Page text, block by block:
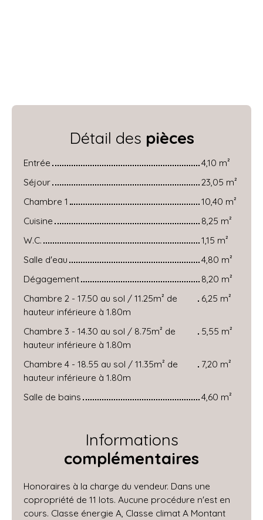
Détail des pièces
Entrée
4,10 m²
Séjour
23,05 m²
Chambre 1
10,40 m²
Cuisine
8,25 m²
W.C.
1,15 m²
Salle d'eau
4,80 m²
Dégagement
8,20 m²
Chambre 2 - 17.50 au sol / 11.25m² de
hauteur inférieure à 1.80m
6,25 m²
Chambre 3 - 14.30 au sol / 8.75m² de
hauteur inférieure à 1.80m
5,55 m²
Chambre 4 - 18.55 au sol / 11.35m² de
hauteur inférieure à 1.80m
7,20 m²
Salle de bains 4,60 m²
Informations
complémentaires
Honoraires à la charge du vendeur. Dans une
copropriété de 11 lots. Aucune procédure n'est en
cours. Classe énergie A, Classe climat A Montant